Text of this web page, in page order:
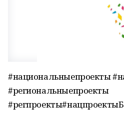
#национальныепроекты
#региональныепроекты